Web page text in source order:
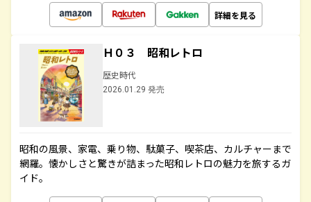
詳細を見る
Ｈ０３ 昭和レトロ
歴史時代
2026.01.29 発売
昭和の風景、家電、乗り物、駄菓子、喫茶店、カルチャーまで
網羅。懐かしさと驚きが詰まった昭和レトロの魅力を旅するガ
イド。